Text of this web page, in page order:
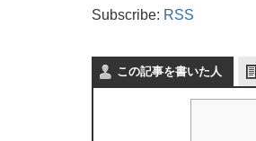
レ
ー
Subscribe: RSS
この記事を書いた人